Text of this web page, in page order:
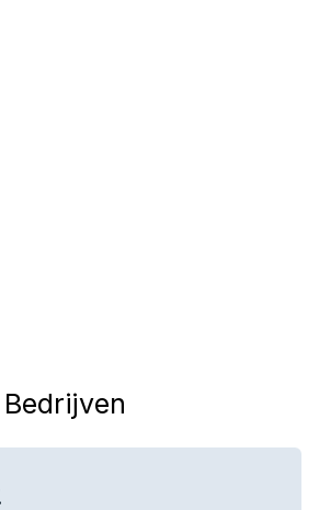
Bedrijven